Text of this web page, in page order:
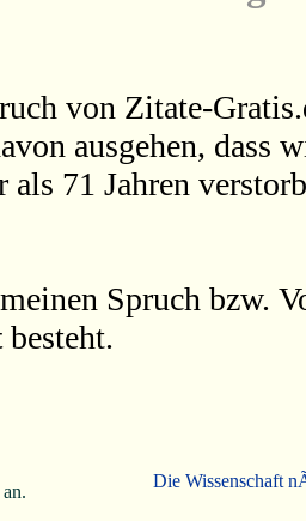
von Zitate-
ausgehen, dass
71 Jahren
Spruch bzw.
besteht.
Die Wissenschaft